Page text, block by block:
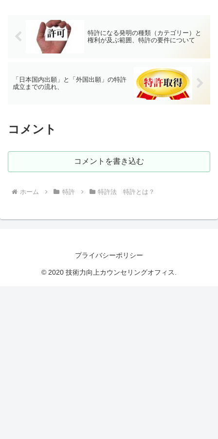
特許になる発明の種類（カテゴリー）と
権利が及ぶ範囲、特許の要件について
「日本国内出願」と「外国出願」の特許
成立までの流れ、
コメント
コメントを書き込む
ホーム 特許 特許法 特許とは？
プライバシーポリシー
© 2020 技術力向上カウンセリングオフィス.